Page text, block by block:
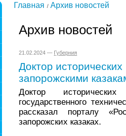
Главная Архив новостей
Архив новостей
21.02.2024 — Губерния
Доктор
запорожскими
Доктор
государственного
рассказал порталу
запорожских казаках.